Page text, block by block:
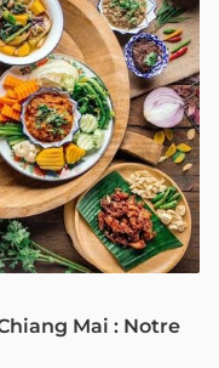
Mai : Notre